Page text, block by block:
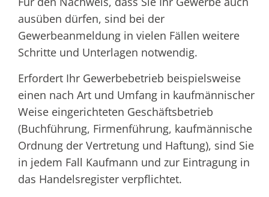
ausüben dürfen, sind bei der
Gewerbeanmeldung in vielen Fällen weitere
Schritte und Unterlagen notwendig.
Erfordert Ihr Gewerbebetrieb beispielsweise
einen nach Art und Umfang in kaufmännischer
Weise eingerichteten Geschäftsbetrieb
(Buchführung, Firmenführung, kaufmännische
Ordnung der Vertretung und Haftung), sind Sie
in jedem Fall Kaufmann und zur Eintragung in
das Handelsregister verpflichtet.